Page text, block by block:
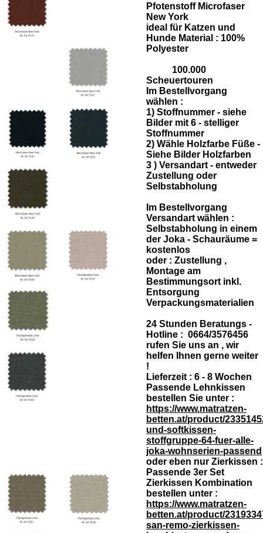
Pfotenstoff Microfaser
New York
ideal für Katzen und
Hunde Material : 100%
Polyester
100.000
Scheuertouren
Im Bestellvorgang
wählen :
1) Stoffnummer - siehe
Bilder mit 6 - stelliger
Stoffnummer
2) Wähle Holzfarbe Füße -
Siehe Bilder Holzfarben
3 ) Versandart - entweder
Zustellung oder
Selbstabholung
Im Bestellvorgang
Versandart wählen :
Selbstabholung in einem
der Joka - Schauräume =
kostenlos
oder : Zustellung ,
Montage am
Bestimmungsort inkl.
Entsorgung
Verpackungsmaterialien
24 Stunden Beratungs -
Hotline : 0664/3576456
rufen Sie uns an , wir
helfen Ihnen gerne weiter
!
Lieferzeit : 6 - 8 Wochen
Passende Lehnkissen
bestellen Sie unter :
https://www.matratzen-
betten.at/product/
und-softkissen-
stoffgruppe-64-fuer-alle-
joka-wohnserien-passend
oder eben nur Zierkissen :
Passende 3er Set
Zierkissen Kombination
bestellen unter :
https://www.matratzen-
betten.at/product/
san-remo-zierkissen-